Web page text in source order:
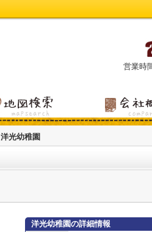
営業時
洋光幼稚園
洋光幼稚園の詳細情報